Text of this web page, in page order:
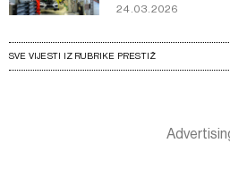
24.03.2026
SVE VIJESTI IZ RUBRIKE PRESTIŽ